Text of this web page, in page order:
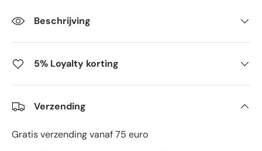
Beschrijving
5% Loyalty korting
Verzending
Gratis verzending vanaf 75 euro